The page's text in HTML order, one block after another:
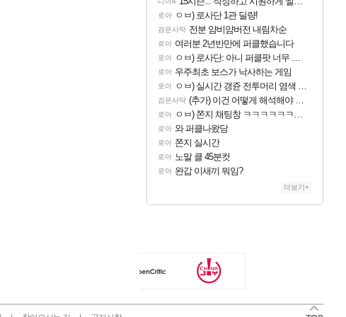
로아 ㅇㅂ) 로사단 1관 딜량!
검은사막 전분 얌비얌버전 내림차순
로아 여러분 2년반만에 퍼클했습니다
로아 ㅇㅂ) 로사단: 아니 퍼클팟 너무 심하네 예의가 없어(?)
로아 우주최초 보스가 낙사하는 게임
로아 ㅇㅂ) 실시간 갱쥰 전투머리 염색 ㅋㅋㅋㅋㅋㅋㅋㅋㅋㅋㅋㅋㅋ
검은사막 (추가) 이건 어떻게 해석해야 되나
로아 ㅇㅂ) 쫀지 채팅창 ㅋㅋㅋㅋㅋㅋㅋㅋㅋㅋㅋ
로아 와 퍼클나왔당
로아 쫀지 실시간
로아 노말 클 45분컷
로아 완갑 이새끼 뭐임?
더보기+